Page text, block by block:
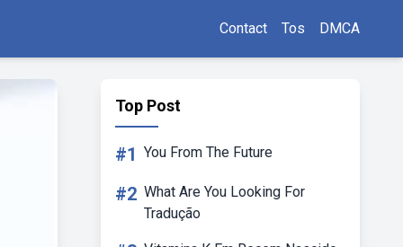
Contact Tos DMCA
Top Post
#1 You From The Future
#2 What Are You Looking For
Tradução